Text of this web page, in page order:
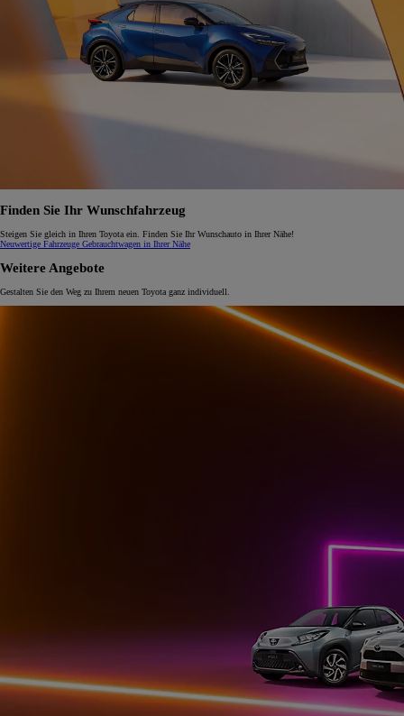
Finden Sie Ihr Wunschfahrzeug
Steigen Sie gleich in Ihren Toyota ein. Finden Sie Ihr Wunschauto in Ihrer Nähe!
Neuwertige Fahrzeuge Gebrauchtwagen in Ihrer Nähe
Weitere Angebote
Gestalten Sie den Weg zu Ihrem neuen Toyota ganz individuell.